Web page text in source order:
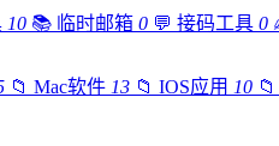
10 📚 临时邮箱 0 💬 接码工具 0
📁 Mac软件 13 📁 IOS应用 10 📁